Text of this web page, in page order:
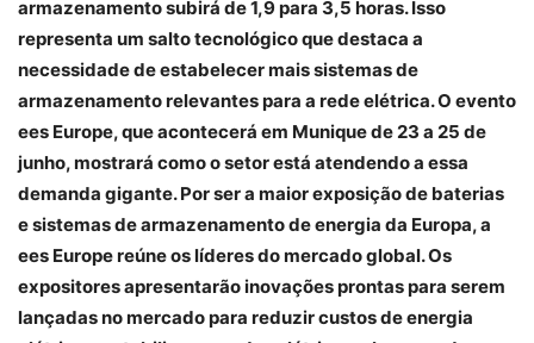
armazenamento subirá de 1,9 para 3,5 horas. Isso
representa um salto tecnológico que destaca a
necessidade de estabelecer mais sistemas de
armazenamento relevantes para a rede elétrica. O evento
ees Europe, que acontecerá em Munique de 23 a 25 de
junho, mostrará como o setor está atendendo a essa
demanda gigante. Por ser a maior exposição de baterias
e sistemas de armazenamento de energia da Europa, a
ees Europe reúne os líderes do mercado global. Os
expositores apresentarão inovações prontas para serem
lançadas no mercado para reduzir custos de energia